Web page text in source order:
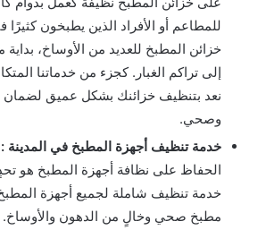
للمطاعم أو الأفراد الذين يطبخون
خزائن المطبخ للعديد من الأوساخ،
إلى تراكم الغبار. كجزء من خدماتنا
نعد بتنظيف خزائنك بشكل عميق
وصحي.
خدمة تنظيف أجهزة المطبخ في المدينة :
الحفاظ على نظافة أجهزة المطبخ هو
خدمة تنظيف شاملة لجميع أجهزة
مطبخ صحي وخالٍ من الدهون والأوساخ.